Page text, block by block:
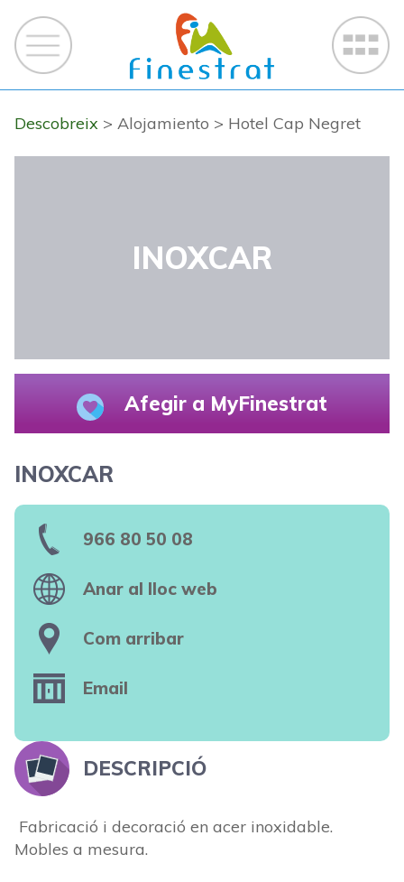
Descobreix > Alojamiento > Hotel Cap Negret
INOXCAR
Afegir a MyFinestrat
INOXCAR
966 80 50 08
Anar al lloc web
Com arribar
Email
DESCRIPCIÓ
Fabricació i decoració en acer inoxidable.
Mobles a mesura.